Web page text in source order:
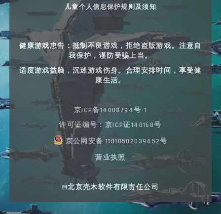
儿童个人信息保护规则及须知
健康游戏忠告：抵制不良游戏，拒绝盗版游戏。注意自
我保护，谨防受骗上当。
适度游戏益脑，沉迷游戏伤身。合理安排时间，享受健
康生活。
京ICP备14008794号-1
许可证编号：京ICP证140168号
京公网安备 11010502039452号
营业执照
©北京壳木软件有限责任公司